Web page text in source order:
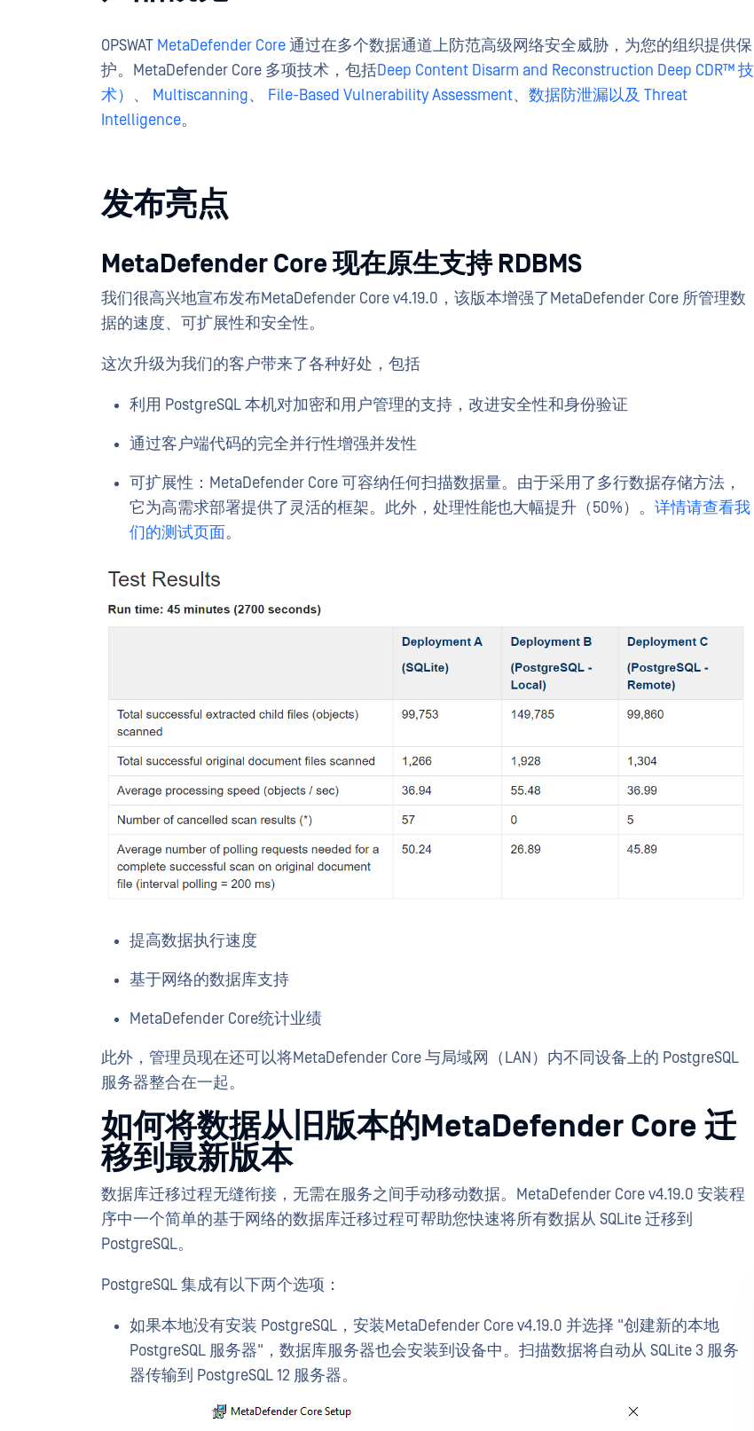
OPSWAT MetaDefender Core通过在多个数据通道上防范高级网络安全威胁，为您的组织提供保
护。MetaDefender Core 多项技术，包括Deep Content Disarm and Reconstruction Deep CDR™ 技
术） 、 Multiscanning、 File-Based Vulnerability Assessment、 数据防泄漏以及 Threat
Intelligence。
发布亮点
MetaDefender Core 现在原生支持 RDBMS
我们很高兴地宣布发布MetaDefender Core v4.19.0，该版本增强了MetaDefender Core 所管理数
据的速度、可扩展性和安全性。
这次升级为我们的客户带来了各种好处，包括
利用 PostgreSQL 本机对加密和用户管理的支持，改进安全性和身份验证
通过客户端代码的完全并行性增强并发性
可扩展性：MetaDefender Core 可容纳任何扫描数据量。由于采用了多行数据存储方法，
它为高需求部署提供了灵活的框架。此外，处理性能也大幅提升（50%）。 详情请查看我
们的测试页面。
提高数据执行速度
基于网络的数据库支持
MetaDefender Core统计业绩
此外，管理员现在还可以将MetaDefender Core 与局域网（LAN）内不同设备上的 PostgreSQL
服务器整合在一起。
如何将数据从旧版本的MetaDefender Core 迁
移到最新版本
数据库迁移过程无缝衔接，无需在服务之间手动移动数据。MetaDefender Core v4.19.0 安装程
序中一个简单的基于网络的数据库迁移过程可帮助您快速将所有数据从 SQLite 迁移到
PostgreSQL。
PostgreSQL 集成有以下两个选项：
如果本地没有安装 PostgreSQL，安装MetaDefender Core v4.19.0 并选择 "创建新的本地
PostgreSQL 服务器"，数据库服务器也会安装到设备中。扫描数据将自动从 SQLite 3 服务
器传输到 PostgreSQL 12 服务器。